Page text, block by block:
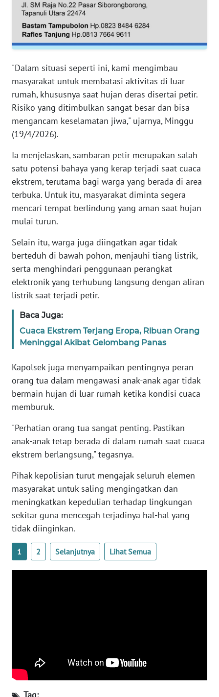
"Dalam situasi seperti ini, kami mengimbau
masyarakat untuk membatasi aktivitas di luar
rumah, khususnya saat hujan deras disertai petir.
Risiko yang ditimbulkan sangat besar dan bisa
mengancam keselamatan jiwa," ujarnya, Minggu
(19/4/2026).
Ia menjelaskan, sambaran petir merupakan salah
satu potensi bahaya yang kerap terjadi saat cuaca
ekstrem, terutama bagi warga yang berada di area
terbuka. Untuk itu, masyarakat diminta segera
mencari tempat berlindung yang aman saat hujan
mulai turun.
Selain itu, warga juga diingatkan agar tidak
berteduh di bawah pohon, menjauhi tiang listrik,
serta menghindari penggunaan perangkat
elektronik yang terhubung langsung dengan aliran
listrik saat terjadi petir.
Baca Juga:
Cuaca Ekstrem Terjang Eropa, Ribuan Orang
Meninggal Akibat Gelombang Panas
Kapolsek juga menyampaikan pentingnya peran
orang tua dalam mengawasi anak-anak agar tidak
bermain hujan di luar rumah ketika kondisi cuaca
memburuk.
"Perhatian orang tua sangat penting. Pastikan
anak-anak tetap berada di dalam rumah saat cuaca
ekstrem berlangsung," tegasnya.
Pihak kepolisian turut mengajak seluruh elemen
masyarakat untuk saling mengingatkan dan
meningkatkan kepedulian terhadap lingkungan
sekitar guna mencegah terjadinya hal-hal yang
tidak diinginkan.
1 2 Selanjutnya Lihat Semua
BARAT
WN
RIAU
WN
SERAMBI
WN
JAMBI
WN
SULTRA
NTB
WN
SULTENG
WN
SULBAR
WN
BABEL
WN
SUMBAR
SUMSEL
WN
BENGKULU
WN
LAMPUNG
JATENG
WN
NUSANTARA
JOGJA
KALBAR
WN
KALTENG